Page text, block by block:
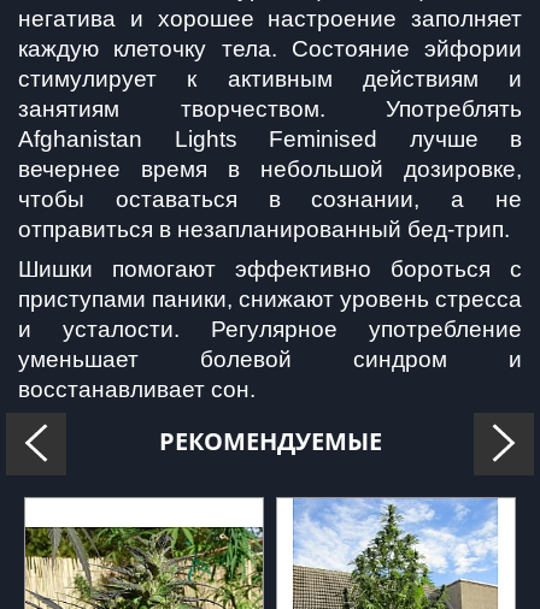
негатива и хорошее настроение заполняет
каждую клеточку тела. Состояние эйфории
стимулирует к активным действиям и
занятиям творчеством. Употреблять
Afghanistan Lights Feminised лучше в
вечернее время в небольшой дозировке,
чтобы оставаться в сознании, а не
отправиться в незапланированный бед-трип.
Шишки помогают эффективно бороться с
приступами паники, снижают уровень стресса
и усталости. Регулярное употребление
уменьшает болевой синдром и
восстанавливает сон.
РЕКОМЕНДУЕМЫЕ